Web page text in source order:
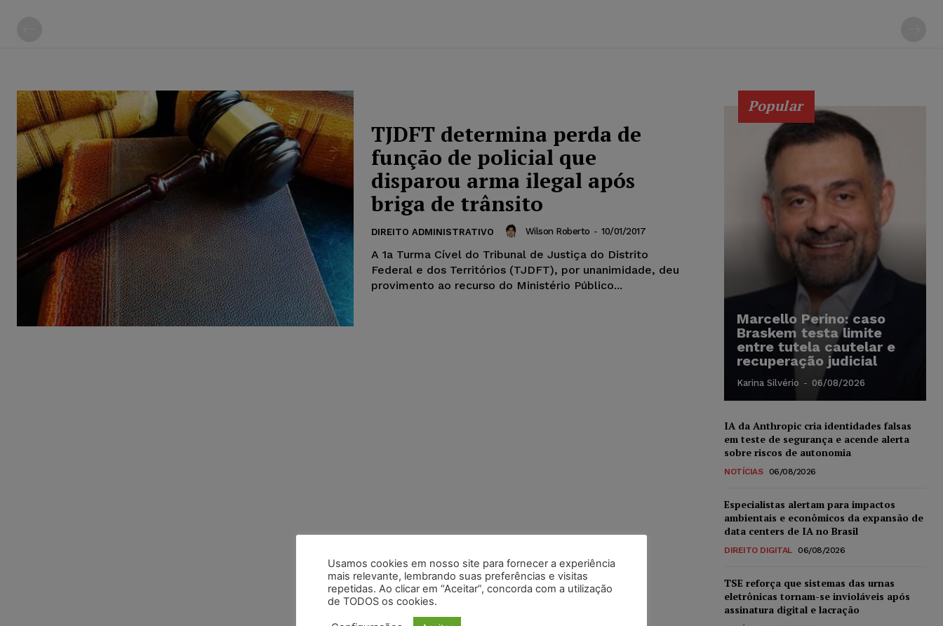
TJDFT determina perda de
função de policial que
disparou arma ilegal após
briga de trânsito
DIREITO ADMINISTRATIVO Wilson Roberto - 10/01/2017
A 1a Turma Cível do Tribunal de Justiça do Distrito
Federal e dos Territórios (TJDFT), por unanimidade, deu
provimento ao recurso do Ministério Público...
Popular
Marcello Perino: caso
Braskem testa limite
entre tutela cautelar e
recuperação judicial
Karina Silvério - 06/08/2026
IA da Anthropic cria identidades falsas
em teste de segurança e acende alerta
sobre riscos de autonomia
NOTÍCIAS 06/08/2026
Especialistas alertam para impactos
ambientais e econômicos da expansão de
data centers de IA no Brasil
DIREITO DIGITAL 06/08/2026
TSE reforça que sistemas das urnas
eletrônicas tornam-se invioláveis após
assinatura digital e lacração
Usamos cookies em nosso site para fornecer a experiência
mais relevante, lembrando suas preferências e visitas
repetidas. Ao clicar em “Aceitar”, concorda com a utilização
de TODOS os cookies.